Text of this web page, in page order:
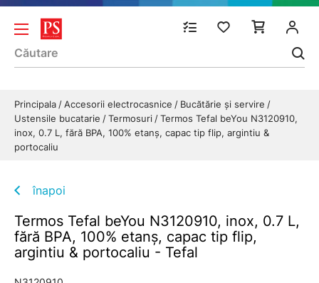
Principala Accesorii electrocasnice
Bucătărie și servire
Ustensile bucatarie
Termosuri
Termos Tefal beYou N3120910,
inox, 0.7 L, fără BPA, 100% etanș, capac tip flip, argintiu &
portocaliu
înapoi
Termos Tefal beYou N3120910, inox, 0.7 L,
fără BPA, 100% etanș, capac tip flip,
argintiu & portocaliu - Tefal